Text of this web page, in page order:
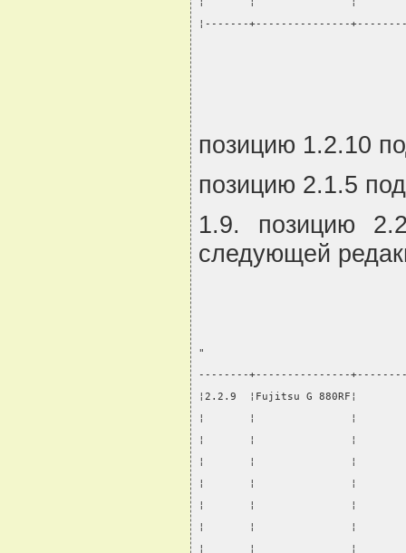
¦-------+---------------
позицию 1.2.10
позицию 2.1.5
1.9. позицию
следующей
"
--------+---------------
¦2.2.9  ¦Fujitsu G 880RF¦
¦       ¦               ¦
¦       ¦               ¦
¦       ¦               ¦
¦       ¦               ¦
¦       ¦               ¦
¦       ¦               ¦
¦       ¦               ¦